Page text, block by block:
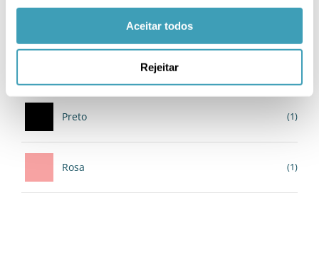
Aceitar todos
Rejeitar
Preto (1)
Rosa (1)